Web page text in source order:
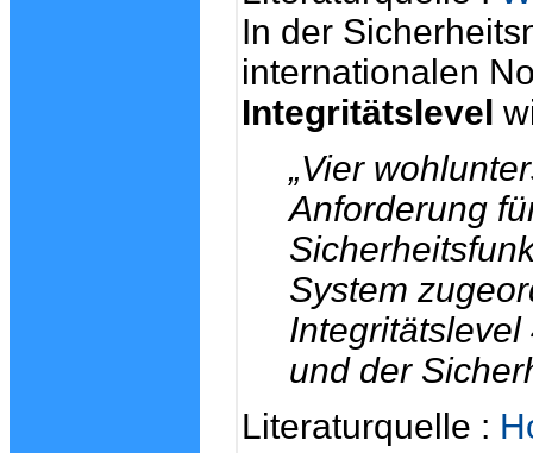
In der
internationalen
Integritätslevel
„Vier
Anforderung
System
und der
Literaturquelle :